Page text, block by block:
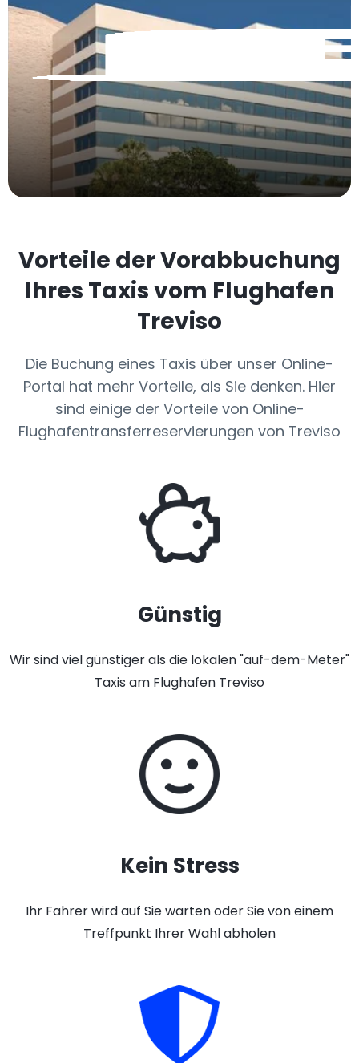
Vorteile der Vorabbuchung
Ihres Taxis vom Flughafen
Treviso
Die Buchung eines Taxis über unser Online-
Portal hat mehr Vorteile, als Sie denken. Hier
sind einige der Vorteile von Online-
Flughafentransferreservierungen von Treviso
Günstig
Wir sind viel günstiger als die lokalen "auf-dem-Meter"
Taxis am Flughafen Treviso
Kein Stress
Ihr Fahrer wird auf Sie warten oder Sie von einem
Treffpunkt Ihrer Wahl abholen